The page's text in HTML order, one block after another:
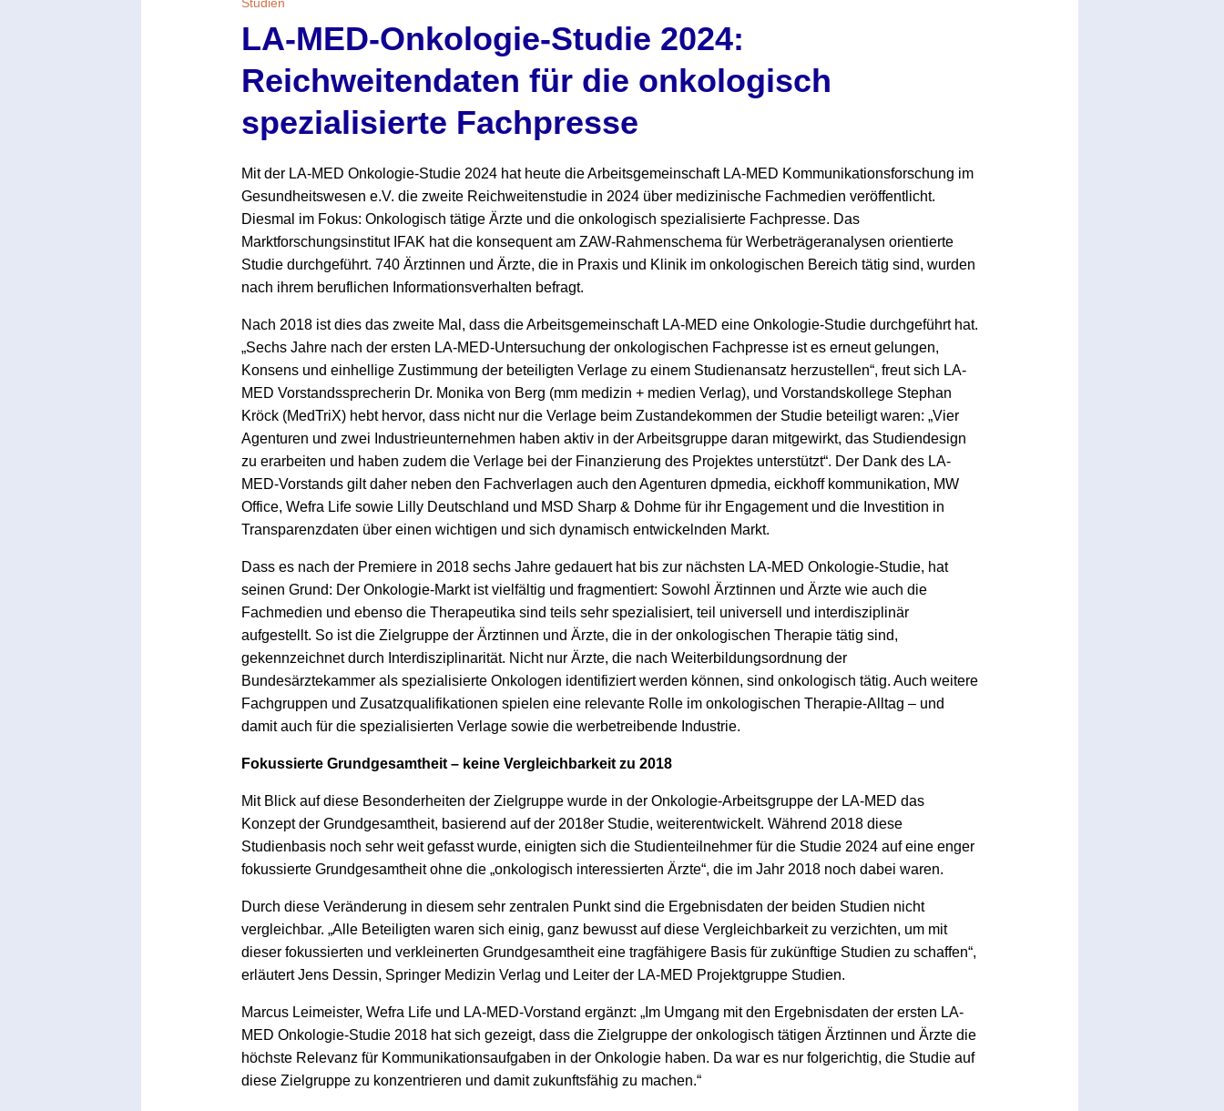
LA-MED-Onkologie-Studie 2024:
Reichweitendaten für die onkologisch
spezialisierte Fachpresse
Mit der LA-MED Onkologie-Studie 2024 hat heute die Arbeitsgemeinschaft LA-MED Kommunikationsforschung im
Gesundheitswesen e.V. die zweite Reichweitenstudie in 2024 über medizinische Fachmedien veröffentlicht.
Diesmal im Fokus: Onkologisch tätige Ärzte und die onkologisch spezialisierte Fachpresse. Das
Marktforschungsinstitut IFAK hat die konsequent am ZAW-Rahmenschema für Werbeträgeranalysen orientierte
Studie durchgeführt. 740 Ärztinnen und Ärzte, die in Praxis und Klinik im onkologischen Bereich tätig sind, wurden
nach ihrem beruflichen Informationsverhalten befragt.
Nach 2018 ist dies das zweite Mal, dass die Arbeitsgemeinschaft LA-MED eine Onkologie-Studie durchgeführt hat.
„Sechs Jahre nach der ersten LA-MED-Untersuchung der onkologischen Fachpresse ist es erneut gelungen,
Konsens und einhellige Zustimmung der beteiligten Verlage zu einem Studienansatz herzustellen“, freut sich LA-
MED Vorstandssprecherin Dr. Monika von Berg (mm medizin + medien Verlag), und Vorstandskollege Stephan
Kröck (MedTriX) hebt hervor, dass nicht nur die Verlage beim Zustandekommen der Studie beteiligt waren: „Vier
Agenturen und zwei Industrieunternehmen haben aktiv in der Arbeitsgruppe daran mitgewirkt, das Studiendesign
zu erarbeiten und haben zudem die Verlage bei der Finanzierung des Projektes unterstützt“. Der Dank des LA-
MED-Vorstands gilt daher neben den Fachverlagen auch den Agenturen dpmedia, eickhoff kommunikation, MW
Office, Wefra Life sowie Lilly Deutschland und MSD Sharp & Dohme für ihr Engagement und die Investition in
Transparenzdaten über einen wichtigen und sich dynamisch entwickelnden Markt.
Dass es nach der Premiere in 2018 sechs Jahre gedauert hat bis zur nächsten LA-MED Onkologie-Studie, hat
seinen Grund: Der Onkologie-Markt ist vielfältig und fragmentiert: Sowohl Ärztinnen und Ärzte wie auch die
Fachmedien und ebenso die Therapeutika sind teils sehr spezialisiert, teil universell und interdisziplinär
aufgestellt. So ist die Zielgruppe der Ärztinnen und Ärzte, die in der onkologischen Therapie tätig sind,
gekennzeichnet durch Interdisziplinarität. Nicht nur Ärzte, die nach Weiterbildungsordnung der
Bundesärztekammer als spezialisierte Onkologen identifiziert werden können, sind onkologisch tätig. Auch weitere
Fachgruppen und Zusatzqualifikationen spielen eine relevante Rolle im onkologischen Therapie-Alltag – und
damit auch für die spezialisierten Verlage sowie die werbetreibende Industrie.
Fokussierte Grundgesamtheit – keine Vergleichbarkeit zu 2018
Mit Blick auf diese Besonderheiten der Zielgruppe wurde in der Onkologie-Arbeitsgruppe der LA-MED das
Konzept der Grundgesamtheit, basierend auf der 2018er Studie, weiterentwickelt. Während 2018 diese
Studienbasis noch sehr weit gefasst wurde, einigten sich die Studienteilnehmer für die Studie 2024 auf eine enger
fokussierte Grundgesamtheit ohne die „onkologisch interessierten Ärzte“, die im Jahr 2018 noch dabei waren.
Durch diese Veränderung in diesem sehr zentralen Punkt sind die Ergebnisdaten der beiden Studien nicht
vergleichbar. „Alle Beteiligten waren sich einig, ganz bewusst auf diese Vergleichbarkeit zu verzichten, um mit
dieser fokussierten und verkleinerten Grundgesamtheit eine tragfähigere Basis für zukünftige Studien zu schaffen“,
erläutert Jens Dessin, Springer Medizin Verlag und Leiter der LA-MED Projektgruppe Studien.
Marcus Leimeister, Wefra Life und LA-MED-Vorstand ergänzt: „Im Umgang mit den Ergebnisdaten der ersten LA-
MED Onkologie-Studie 2018 hat sich gezeigt, dass die Zielgruppe der onkologisch tätigen Ärztinnen und Ärzte die
höchste Relevanz für Kommunikationsaufgaben in der Onkologie haben. Da war es nur folgerichtig, die Studie auf
diese Zielgruppe zu konzentrieren und damit zukunftsfähig zu machen.“